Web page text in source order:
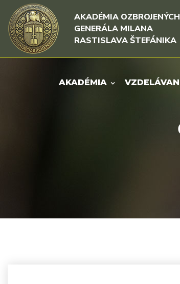
Rovno na obsah
Rovno na menu
AKADÉMIA
GENERÁLA MILANA
RASTISLAVA ŠTEFÁNIKA
AKADÉMIA